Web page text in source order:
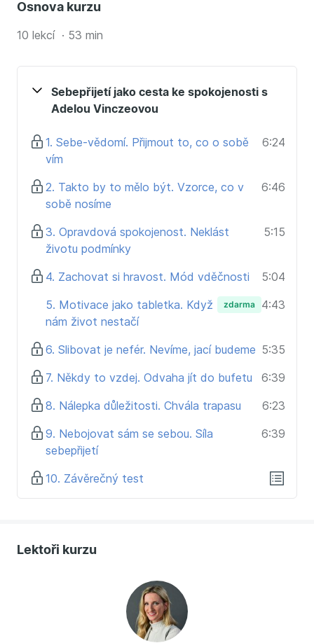
Jak se dívá na motivaci a závazky?
Proč bychom to někdy měli vzát a jít do bufetu?
Osnova kurzu
10 lekcí · 53 min
Sebepřijetí jako cesta ke spokojenosti s
Adelou Vinczeovou
1. Sebe-vědomí. Přijmout to, co o sobě
vím
6:24
2. Takto by to mělo být. Vzorce, co v
sobě nosíme
6:46
3. Opravdová spokojenost. Neklást
životu podmínky
5:15
4. Zachovat si hravost. Mód vděčnosti
5:04
5. Motivace jako tabletka. Když
nám život nestačí
zdarma 4:43
6. Slibovat je nefér. Nevíme, jací budeme 5:35
7. Někdy to vzdej. Odvaha jít do bufetu
6:39
8. Nálepka důležitosti. Chvála trapasu
6:23
9. Nebojovat sám se sebou. Síla
sebepřijetí
6:39
10. Závěrečný test
Lektoři kurzu